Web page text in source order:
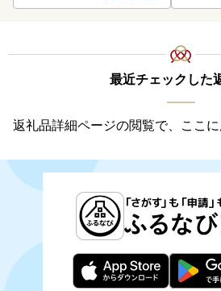
最近チェックした
返礼品詳細ページの閲覧で、ここに